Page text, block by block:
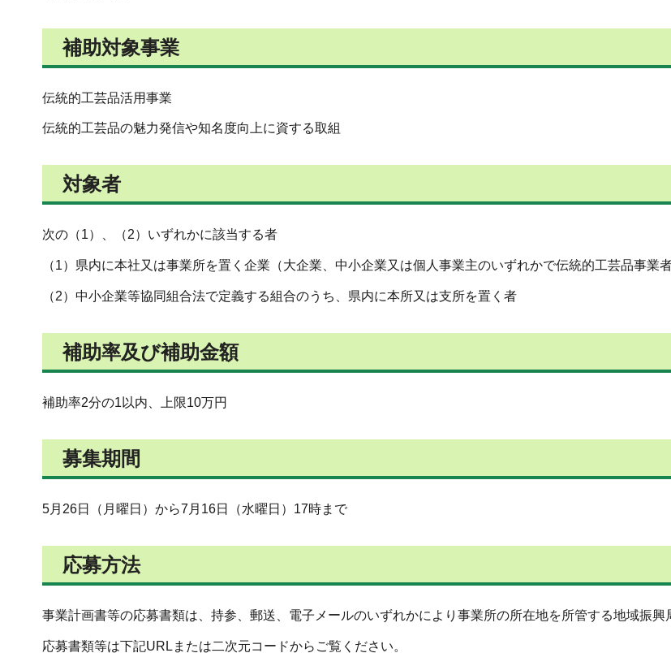
補助対象事業
伝統的工芸品活用事業
伝統的工芸品の魅力発信や知名度向上に資する取組
対象者
次の（1）、（2）いずれかに該当する者
（1）県内に本社又は事業所を置く企業（大企業、中小企業又は個人事業主のいずれかで伝統的工芸品事業者
（2）中小企業等協同組合法で定義する組合のうち、県内に本所又は支所を置く者
補助率及び補助金額
補助率2分の1以内、上限10万円
募集期間
5月26日（月曜日）から7月16日（水曜日）17時まで
応募方法
事業計画書等の応募書類は、持参、郵送、電子メールのいずれかにより事業所の所在地を所管する地域振興
応募書類等は下記URLまたは二次元コードからご覧ください。